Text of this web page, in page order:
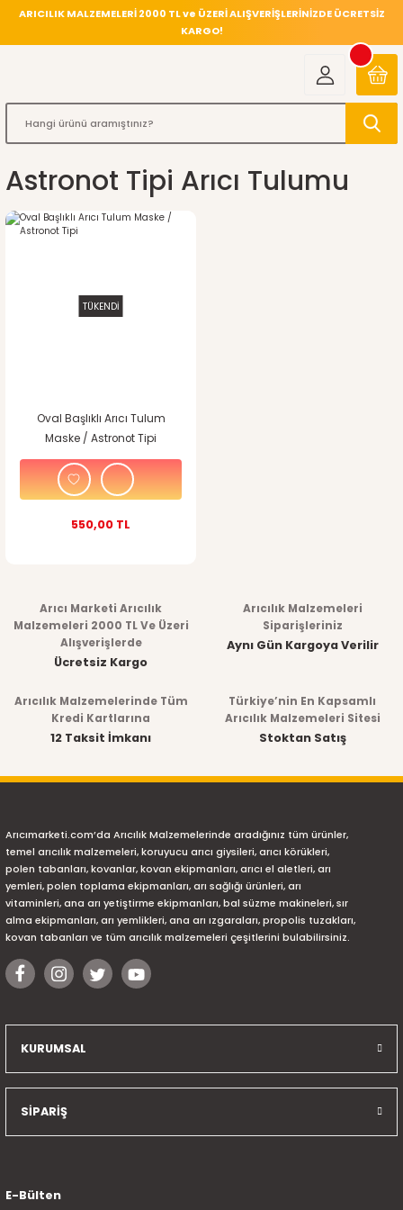
ARICILIK MALZEMELERİ 2000 TL ve ÜZERİ ALIŞVERİŞLERİNİZDE ÜCRETSİZ
KARGO!
Astronot Tipi Arıcı Tulumu
TÜKENDİ
Oval Başlıklı Arıcı Tulum
Maske / Astronot Tipi
550,00 TL
Arıcı Marketi Arıcılık
Malzemeleri 2000 TL Ve Üzeri
Alışverişlerde
Ücretsiz Kargo
Arıcılık Malzemeleri
Siparişleriniz
Aynı Gün Kargoya Verilir
Arıcılık Malzemelerinde Tüm
Kredi Kartlarına
12 Taksit İmkanı
Türkiye’nin En Kapsamlı
Arıcılık Malzemeleri Sitesi
Stoktan Satış
Arıcımarketi.com’da Arıcılık Malzemelerinde aradığınız tüm ürünler,
temel arıcılık malzemeleri, koruyucu arıcı giysileri, arıcı körükleri,
polen tabanları, kovanlar, kovan ekipmanları, arıcı el aletleri, arı
yemleri, polen toplama ekipmanları, arı sağlığı ürünleri, arı
vitaminleri, ana arı yetiştirme ekipmanları, bal süzme makineleri, sır
alma ekipmanları, arı yemlikleri, ana arı ızgaraları, propolis tuzakları,
kovan tabanları ve tüm arıcılık malzemeleri çeşitlerini bulabilirsiniz.
KURUMSAL
SİPARİŞ
E-Bülten